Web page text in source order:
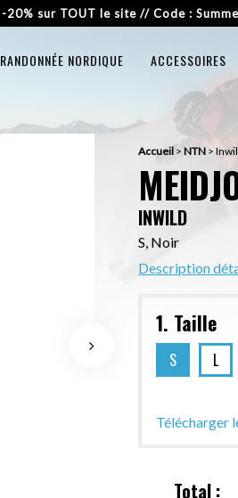
-20% sur TOUT le site // Code :
RANDONNÉE NORDIQUE ACCESSOIRES
Accueil > NTN >
INWILD
S, Noir
Description
1. Taille
S L
Télécharger
Total :